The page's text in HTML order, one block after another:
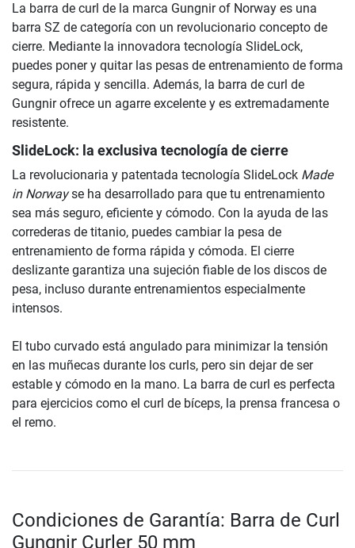
La barra de curl de la marca Gungnir of Norway es una
barra SZ de categoría con un revolucionario concepto de
cierre. Mediante la innovadora tecnología SlideLock,
puedes poner y quitar las pesas de entrenamiento de forma
segura, rápida y sencilla. Además, la barra de curl de
Gungnir ofrece un agarre excelente y es extremadamente
resistente.
SlideLock: la exclusiva tecnología de cierre
La revolucionaria y patentada tecnología SlideLock Made
in Norwayse ha desarrollado para que tu entrenamiento
sea más seguro, eficiente y cómodo. Con la ayuda de las
correderas de titanio, puedes cambiar la pesa de
entrenamiento de forma rápida y cómoda. El cierre
deslizante garantiza una sujeción fiable de los discos de
pesa, incluso durante entrenamientos especialmente
intensos.
El tubo curvado está angulado para minimizar la tensión
en las muñecas durante los curls, pero sin dejar de ser
estable y cómodo en la mano. La barra de curl es perfecta
para ejercicios como el curl de bíceps, la prensa francesa o
el remo.
Condiciones de Garantía: Barra de Curl
Gungnir Curler 50 mm